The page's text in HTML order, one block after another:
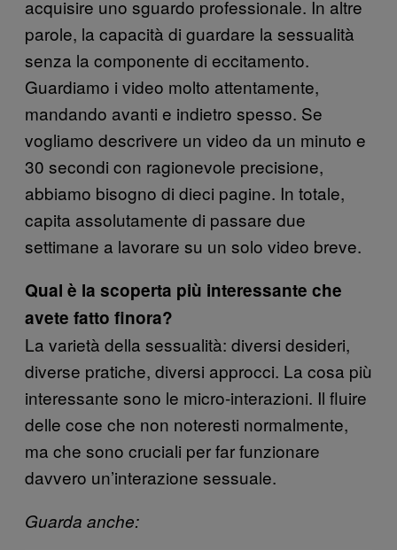
acquisire uno sguardo professionale. In altre
parole, la capacità di guardare la sessualità
senza la componente di eccitamento.
Guardiamo i video molto attentamente,
mandando avanti e indietro spesso. Se
vogliamo descrivere un video da un minuto e
30 secondi con ragionevole precisione,
abbiamo bisogno di dieci pagine. In totale,
capita assolutamente di passare due
settimane a lavorare su un solo video breve.
Qual è la scoperta più interessante che
avete fatto finora?
La varietà della sessualità: diversi desideri,
diverse pratiche, diversi approcci. La cosa più
interessante sono le micro-interazioni. Il fluire
delle cose che non noteresti normalmente,
ma che sono cruciali per far funzionare
davvero un’interazione sessuale.
Guarda anche: